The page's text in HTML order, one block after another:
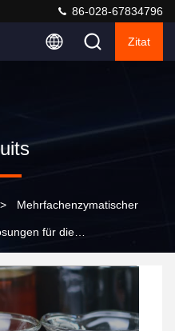
86-028-67834796
Zitat
> Mehrfachenzymatischer
für die